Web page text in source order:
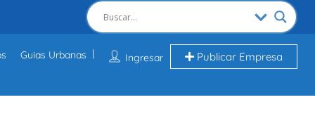
Ingresar Publicar Empresa
Guias Urbanas